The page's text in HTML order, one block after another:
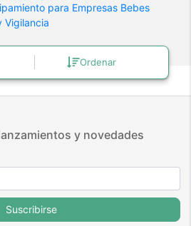
Ordenar
para Empresas Bebes
Vigilancia
y novedades
Suscribirse